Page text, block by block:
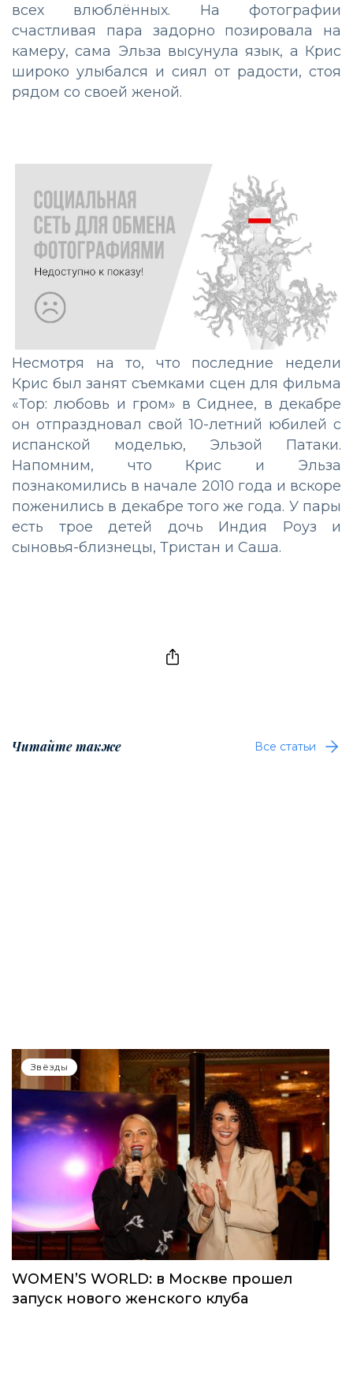
всех влюблённых. На фотографии
счастливая пара задорно позировала на
камеру, сама Эльза высунула язык, а Крис
широко улыбался и сиял от радости, стоя
рядом со своей женой.
Несмотря на то, что последние недели
Крис был занят съемками сцен для фильма
«Тор: любовь и гром» в Сиднее, в декабре
он отпраздновал свой 10-летний юбилей с
испанской моделью, Эльзой Патаки.
Напомним, что Крис и Эльза
познакомились в начале 2010 года и вскоре
поженились в декабре того же года. У пары
есть трое детей дочь Индия Роуз и
сыновья-близнецы, Тристан и Саша.
Читайте также Все статьи
Звёзды
WOMEN’S WORLD: в Москве прошел
запуск нового женского клуба